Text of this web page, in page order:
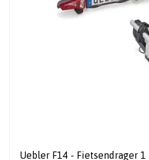
Uebler F14 - Fietsendrager 1